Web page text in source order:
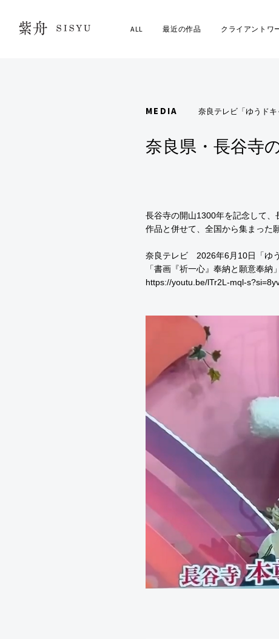
紫舟 SISYU
ALL 最近の作品 クライアントワ
MEDIA 奈良テレビ「ゆうドキ
奈良県・長谷寺
長谷寺の開山1300年を記念して、
作品と併せて、全国から集まった
奈良テレビ 2026年6月10日「ゆう
「書画『祈一心』奉納と願意奉納」
https://youtu.be/lTr2L-mql-